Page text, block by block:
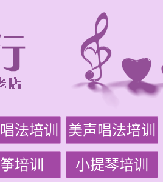
法培训 美声唱法培训
培训 小提琴培训